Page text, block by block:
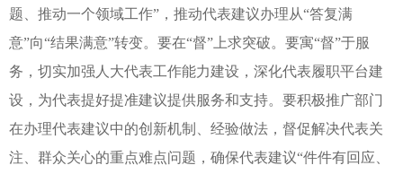
题、推动一个领域工作”，推动代表建议办理从“答复满
意”向“结果满意”转变。要在“督”上求突破。要寓“督”于服
务，切实加强人大代表工作能力建设，深化代表履职平台建
设，为代表提好提准建议提供服务和支持。要积极推广部门
在办理代表建议中的创新机制、经验做法，督促解决代表关
注、群众关心的重点难点问题，确保代表建议“件件有回应、